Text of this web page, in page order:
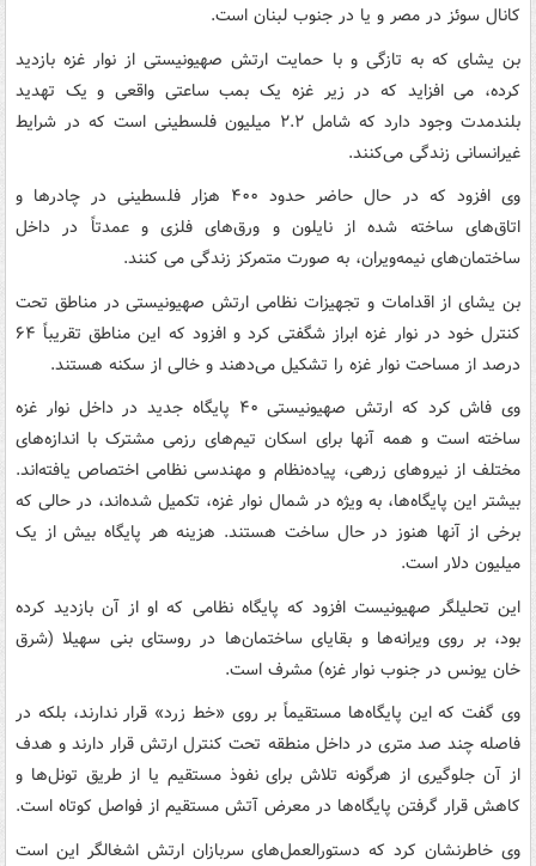
کانال سوئز در مصر و یا در جنوب لبنان است.
بن یشای که به تازگی و با حمایت ارتش صهیونیستی از نوار غزه بازدید
کرده، می افزاید که در زیر غزه یک بمب ساعتی واقعی و یک تهدید
بلندمدت وجود دارد که شامل ۲.۲ میلیون فلسطینی است که در شرایط
غیرانسانی زندگی می‌کنند.
وی افزود که در حال حاضر حدود ۴۰۰ هزار فلسطینی در چادرها و
اتاق‌های ساخته شده از نایلون و ورق‌های فلزی و عمدتاً در داخل
ساختمان‌های نیمه‌ویران، به صورت متمرکز زندگی می کنند.
بن یشای از اقدامات و تجهیزات نظامی ارتش صهیونیستی در مناطق تحت
کنترل خود در نوار غزه ابراز شگفتی کرد و افزود که این مناطق تقریباً ۶۴
درصد از مساحت نوار غزه را تشکیل می‌دهند و خالی از سکنه هستند.
وی فاش کرد که ارتش صهیونیستی ۴۰ پایگاه جدید در داخل نوار غزه
ساخته است و همه آنها برای اسکان تیم‌های رزمی مشترک با اندازه‌های
مختلف از نیروهای زرهی، پیاده‌نظام و مهندسی نظامی اختصاص یافته‌اند.
بیشتر این پایگاه‌ها، به ویژه در شمال نوار غزه، تکمیل شده‌اند، در حالی که
برخی از آنها هنوز در حال ساخت هستند. هزینه هر پایگاه بیش از یک
میلیون دلار است.
این تحلیلگر صهیونیست افزود که پایگاه نظامی که او از آن بازدید کرده
بود، بر روی ویرانه‌ها و بقایای ساختمان‌ها در روستای بنی سهیلا (شرق
خان یونس در جنوب نوار غزه) مشرف است.
وی گفت که این پایگاه‌ها مستقیماً بر روی «خط زرد» قرار ندارند، بلکه در
فاصله چند صد متری در داخل منطقه تحت کنترل ارتش قرار دارند و هدف
از آن جلوگیری از هرگونه تلاش برای نفوذ مستقیم یا از طریق تونل‌ها و
کاهش قرار گرفتن پایگاه‌ها در معرض آتش مستقیم از فواصل کوتاه است.
وی خاطرنشان کرد که دستورالعمل‌های سربازان ارتش اشغالگر این است